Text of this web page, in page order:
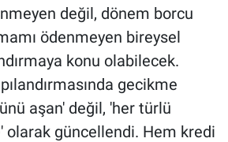
değil, dönem borcu
ödenmeyen bireysel
konu olabilecek.
gecikme
aşan' değil, 'her türlü
olarak güncellendi. Hem kredi